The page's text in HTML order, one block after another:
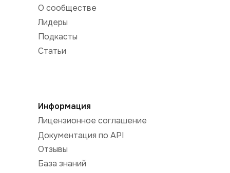
О сообществе
Лидеры
Подкасты
Статьи
Информация
Лицензионное соглашение
Документация по API
Отзывы
База знаний